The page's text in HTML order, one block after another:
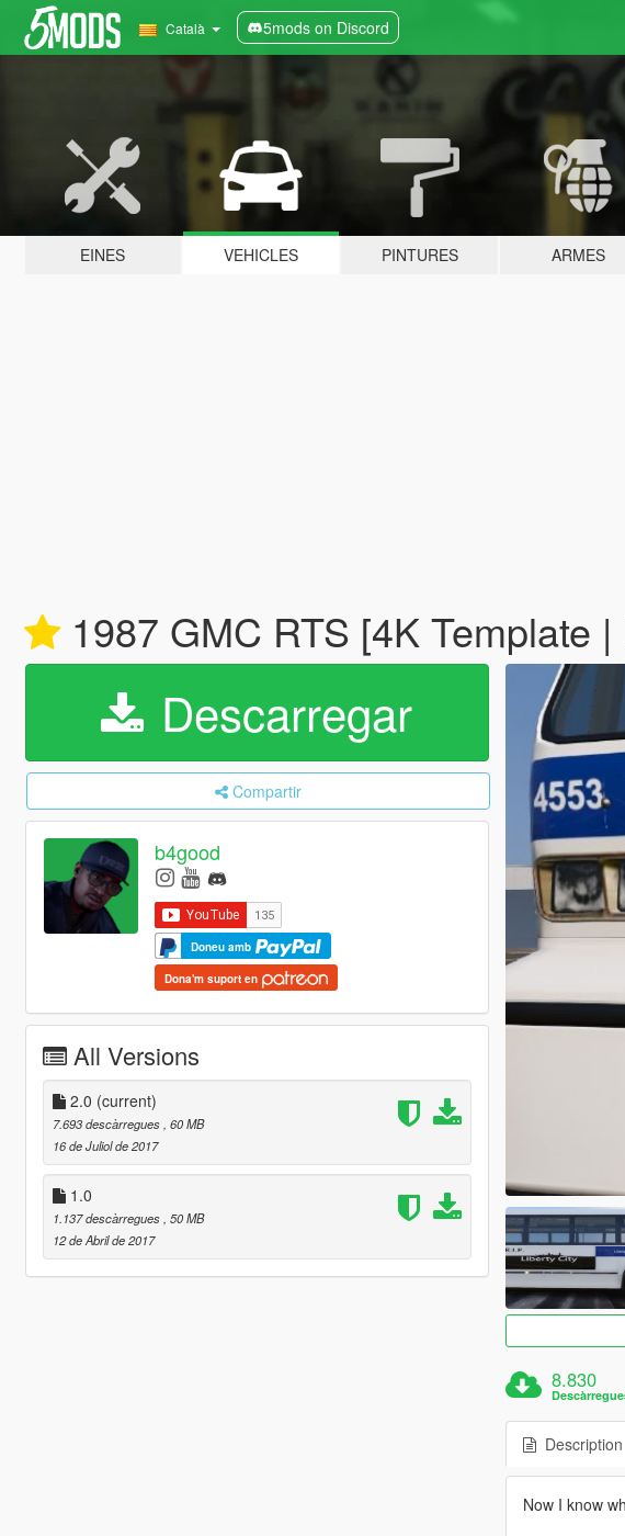
Català 5mods on Discord
EINES VEHICLES PINTURES ARMES
1987 GMC RTS [4K Template |
Descarregar
Compartir
b4good
Doneu amb
Dona'm suport en
All Versions
2.0 (current)
7.693 descàrregues , 60 MB
16 de Juliol de 2017
1.0
1.137 descàrregues , 50 MB
12 de Abril de 2017
8.830
Description
Now I know